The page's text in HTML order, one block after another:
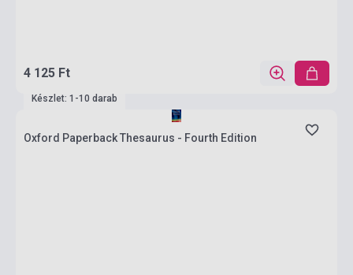
4 125 Ft
Készlet: 1-10 darab
Oxford Paperback Thesaurus - Fourth Edition